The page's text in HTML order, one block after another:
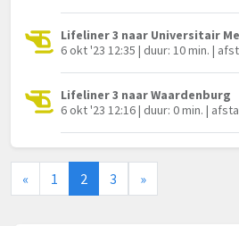
Lifeliner 3 naar Universitair
6 okt '23 12:35 | duur: 10 min. |
Lifeliner 3 naar Waardenburg
6 okt '23 12:16 | duur: 0 min. |
« 1 2 3 »